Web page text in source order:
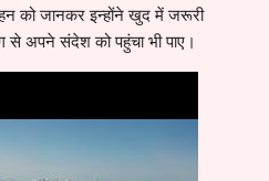
को जानकर इन्होंने खुद में जरूरी
से अपने संदेश को पहुंचा भी पाए।